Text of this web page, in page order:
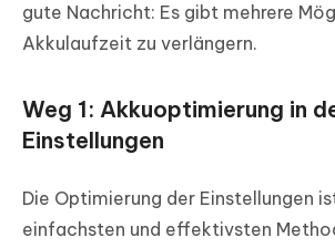
gute Nachricht: Es gibt mehrere
Akkulaufzeit zu verlängern.
Weg 1: Akkuoptimierung in
Einstellungen
Die Optimierung der Einstellungen
einfachsten und effektivsten